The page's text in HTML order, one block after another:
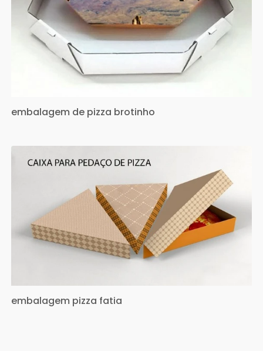
embalagem de pizza brotinho
embalagem pizza fatia